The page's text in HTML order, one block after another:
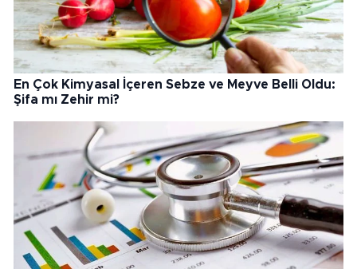
En Çok Kimyasal İçeren Sebze ve Meyve Belli Oldu:
Şifa mı Zehir mi?